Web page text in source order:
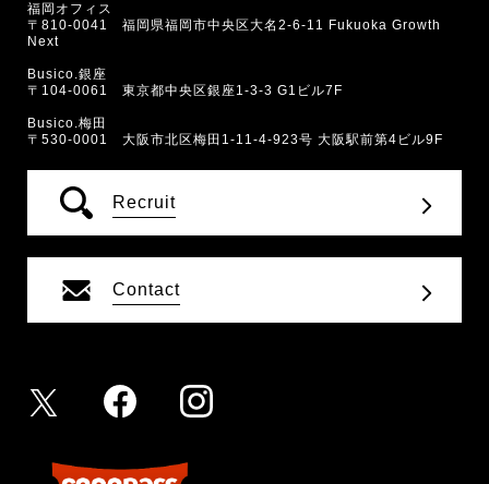
福岡オフィス
〒810-0041 福岡県福岡市中央区大名2-6-11 Fukuoka Growth
Next
Busico.銀座
〒104-0061 東京都中央区銀座1-3-3 G1ビル7F
Busico.梅田
〒530-0001 大阪市北区梅田1-11-4-923号 大阪駅前第4ビル9F
Recruit
Contact